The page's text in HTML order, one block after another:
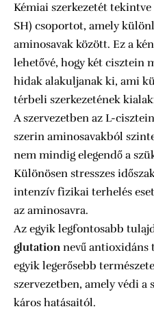
Kémiai szerkezetét
SH) csoportot, amely
aminosavak között. Ez a
lehetővé, hogy két cisztein
hidak alakuljanak ki, ami
térbeli szerkezetének
A szervezetben az L-
szerin aminosavakból
nem mindig elegendő a
Különösen stresszes
intenzív fizikai terhelés
az aminosavra.
Az egyik legfontosabb
glutation nevű
egyik legerősebb
szervezetben, amely védi a
káros hatásaitól.